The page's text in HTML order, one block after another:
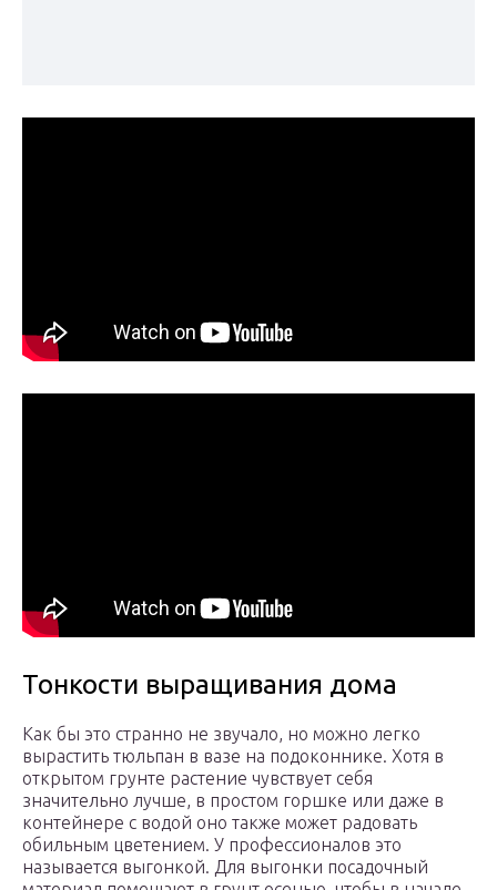
Тонкости выращивания дома
Как бы это странно не звучало, но можно легко
вырастить тюльпан в вазе на подоконнике. Хотя в
открытом грунте растение чувствует себя
значительно лучше, в простом горшке или даже в
контейнере с водой оно также может радовать
обильным цветением. У профессионалов это
называется выгонкой. Для выгонки посадочный